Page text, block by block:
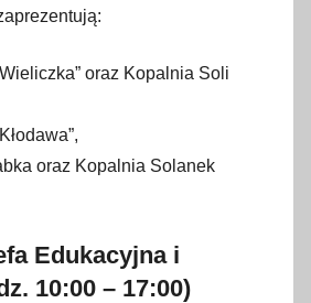
oraz Kopalnia Soli
oraz Kopalnia Solanek
Edukacyjna i
10:00 – 17:00)